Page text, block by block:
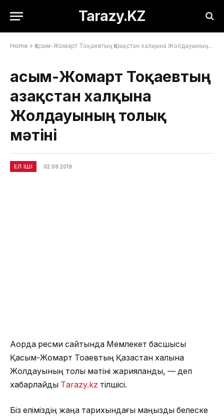
Tarazy.KZ
Home » Қасым-Жомарт Тоқаевтың Қазақстан халқына Жолдауының толық мәтіні
Қасым-Жомарт Тоқаевтың
Қазақстан халқына
Жолдауының толық
мәтіні
ЕЛ ІШІ 02.09.2019
Ақорда ресми сайтында Мемлекет басшысы
Қасым-Жомарт Тоқаевтың Қазақстан халқына
Жолдауының толық мәтіні жарияланды, — деп
хабарлайды Тarazy.kz тілшісі.
Біз еліміздің жаңа тарихындағы маңызды белеске